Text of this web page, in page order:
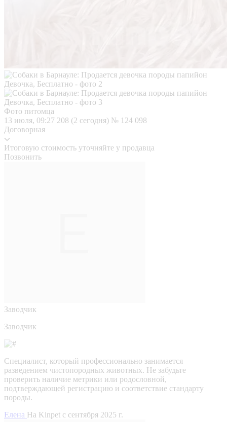
Фото питомца
13 июля, 09:27 208 (2 сегодня) № 124 098
Договорная
Итоговую стоимость уточняйте у продавца
Позвонить
Заводчик
Заводчик
Специалист, который профессионально занимается
разведением чистопородных животных. Не забудьте
проверить наличие метрики или родословной,
подтверждающей регистрацию и соответствие стандарту
породы.
Елена На Kinpet c сентября 2025 г.